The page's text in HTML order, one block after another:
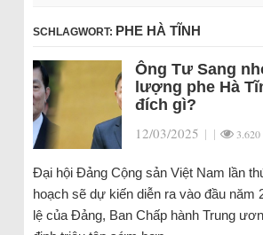
SCHLAGWORT: PHE HÀ TĨNH
Ông Tư Sang
lượng phe Hà
đích gì?
12/03/2025 | | 3.620
Đại hội Đảng Cộng sản Việt Nam lần
hoạch sẽ dự kiến diễn ra vào đầu năm
lệ của Đảng, Ban Chấp hành Trung